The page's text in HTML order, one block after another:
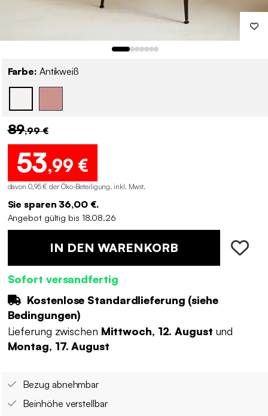
Farbe: Antikweiß
89,99 €
53,99 €
davon 0,95 € der Öko-Beteiligung. inkl. Mwst.
Sie sparen 36,00 €.
Angebot gültig bis 18.08.26
IN DEN WARENKORB
Sofort versandfertig
Kostenlose Standardlieferung (siehe
Bedingungen)
Lieferung zwischen Mittwoch, 12. August und
Montag, 17. August
Bezug abnehmbar
Beinhöhe verstellbar